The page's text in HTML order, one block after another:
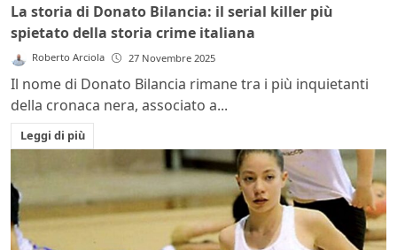
La storia di Donato Bilancia: il serial killer più
spietato della storia crime italiana
Roberto Arciola 27 Novembre 2025
Il nome di Donato Bilancia rimane tra i più inquietanti
della cronaca nera, associato a...
Leggi di più